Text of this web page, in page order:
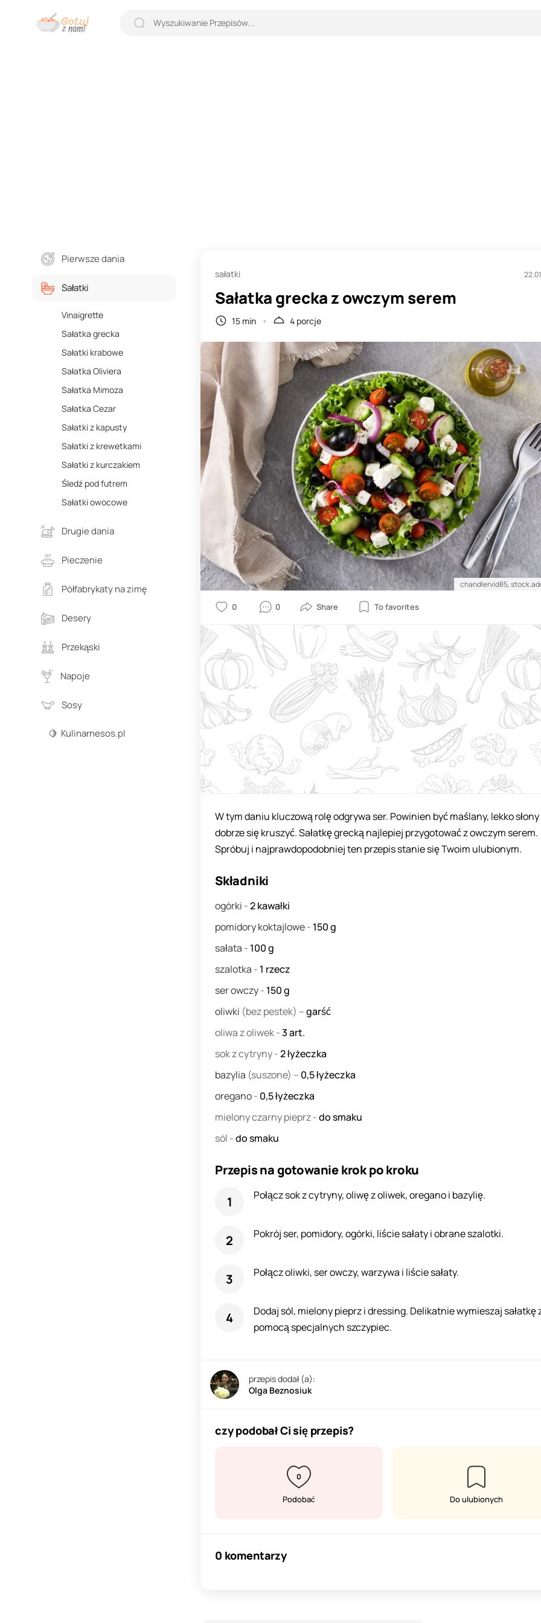
Pierwsze dania
Sałatki
Vinaigrette
Sałatka grecka
Sałatki krabowe
Sałatka Oliviera
Sałatka Mimoza
Sałatka Cezar
Sałatki z kapusty
Sałatki z krewetkami
Sałatki z kurczakiem
Śledź pod futrem
Sałatki owocowe
Drugie dania
Pieczenie
Półfabrykaty na zimę
Desery
Przekąski
Napoje
Sosy
🍋 Kulinarnesos.pl
sałatki
Sałatka grecka z owczym serem
15 min 4 porcje
chandlervid85,
0 0
W tym daniu kluczową rolę odgrywa ser. Powinien być maślany, lekko słony
dobrze się kruszyć. Sałatkę grecką najlepiej przygotować z owczym serem.
Spróbuj i najprawdopodobniej ten przepis stanie się Twoim ulubionym.
Składniki
ogórki -2kawałki
pomidory koktajlowe- 150g
sałata - 100g
szalotka - 1 rzecz
ser owczy- 150g
oliwki (bez pestek) –garść
oliwa z oliwek-3art.
sok z cytryny-2łyżeczka
bazylia (suszone) – 0,5łyżeczka
oregano- 0,5łyżeczka
mielony czarny pieprz-do smaku
sól -do smaku
Przepis na gotowanie krok po kroku
Połącz sok z cytryny, oliwę z oliwek, oregano i bazylię.
Pokrój ser, pomidory, ogórki, liście sałaty i obrane szalotki.
Połącz oliwki, ser owczy, warzywa i liście sałaty.
Dodaj sól, mielony pieprz i dressing. Delikatnie wymieszaj sałatkę
pomocą specjalnych szczypiec.
przepis dodał (a):
Olga Beznosiuk
czy podobał Ci się przepis?
0
Podobać Do ulubionych
0 komentarzy